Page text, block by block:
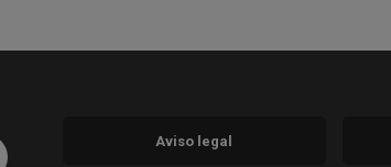
nueva)
ventana nueva)
(abre en ventana nueva)
a Flickr (abre en ventana nueva)
Aviso legal